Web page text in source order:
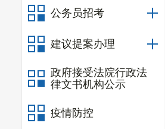
公务员招考
建议提案办理
政府接受法院行政法
律文书机构公示
疫情防控